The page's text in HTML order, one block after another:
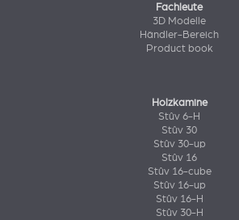
Fachleute
3D Modelle
Händler-Bereich
Product book
Holzkamine
Stûv 6-H
Stûv 30
Stûv 30-up
Stûv 16
Stûv 16-cube
Stûv 16-up
Stûv 16-H
Stûv 30-H